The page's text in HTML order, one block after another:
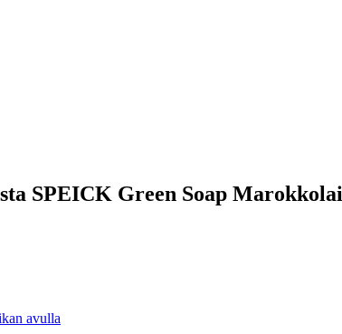
SPEICK Green Soap
avulla